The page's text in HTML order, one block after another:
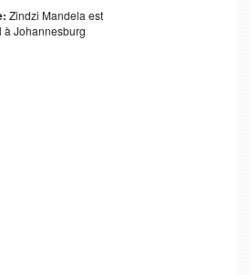
Zindzi Mandela est
Johannesburg